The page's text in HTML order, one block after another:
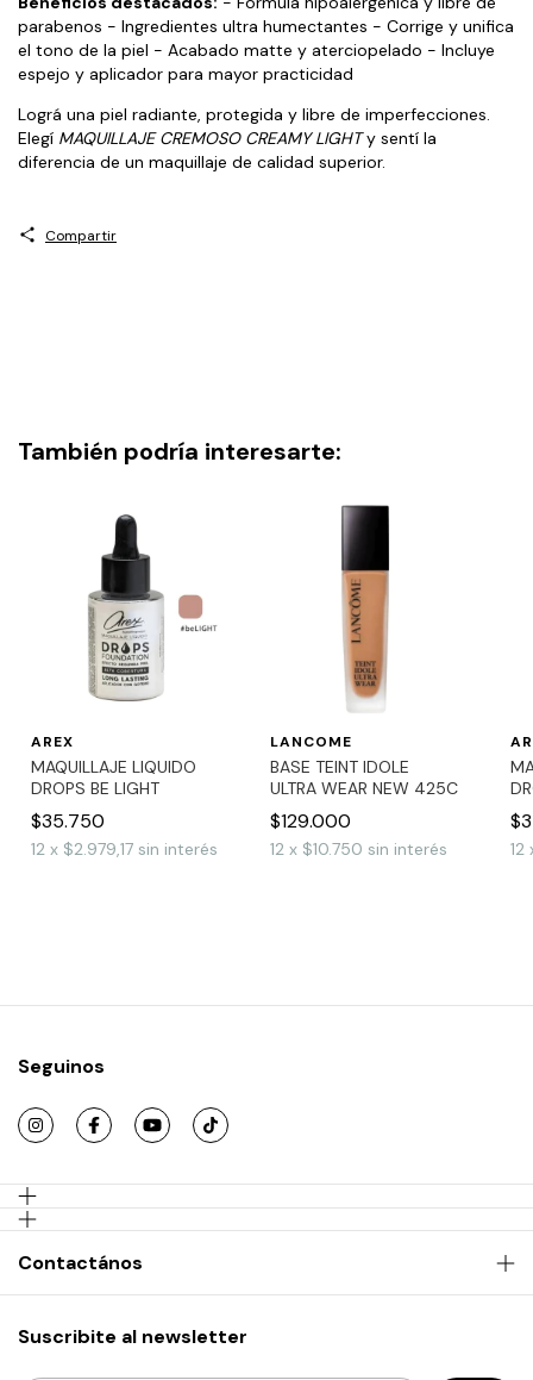
parabenos - Ingredientes ultra humectantes - Corrige y unifica
el tono de la piel - Acabado matte y aterciopelado - Incluye
espejo y aplicador para mayor practicidad
Lográ una piel radiante, protegida y libre de imperfecciones.
Elegí MAQUILLAJE CREMOSO CREAMY LIGHTy sentí la
diferencia de un maquillaje de calidad superior.
Compartir
También podría interesarte:
AREX
MAQUILLAJE LIQUIDO
DROPS BE LIGHT
$35.750
12 x $2.979,17 sin interés
LANCOME
BASE TEINT IDOLE
ULTRA WEAR NEW 425C
$129.000
12 x $10.750 sin interés 12
Seguinos
Contactános
Suscribite al newsletter